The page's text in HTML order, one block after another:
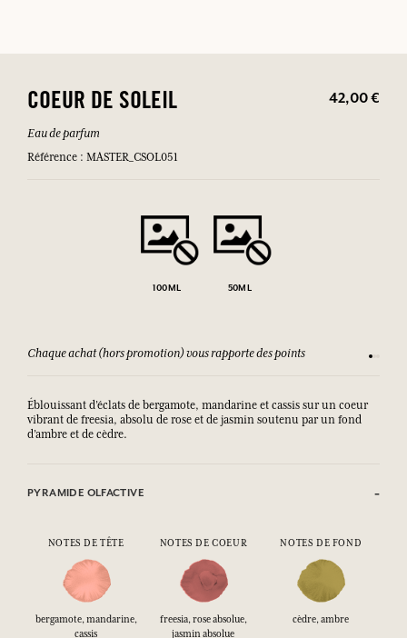
COEUR DE SOLEIL 42,00 €
Eau de parfum
Référence : MASTER_CSOL051
100ML 50ML
Chaque achat (hors promotion) vous rapporte des points
Éblouissant d’éclats de bergamote, mandarine et cassis sur un coeur
vibrant de freesia, absolu de rose et de jasmin soutenu par un fond
d’ambre et de cèdre.
PYRAMIDE OLFACTIVE
NOTES DE TÊTE NOTES DE COEUR NOTES DE FOND
bergamote, mandarine,
cassis
freesia, rose absolue,
jasmin absolue
cèdre, ambre